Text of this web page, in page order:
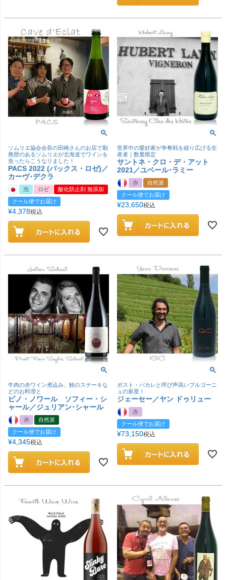
ソムリエ協会会長の田崎さんのお店で勤
務歴のあるソムリエが北海道でワインを
造ったらこうなりました！
PACS 2022 (パックス・ロゼ)／
カーヴ･デクラ
泡 ロゼ
酸化防止剤 無添加
クール便でお届け
¥4,378税込
世界中の愛好家が争奪戦を繰り広げる生
産者｜数量限定
サントネ・クロ・デ・アット
2021／ユベール･ラミー
赤
自然派
クール便でお届け
¥23,650税込
牛肉の赤ワイン煮込み、鮪のステーキな
どのお料理と
ピノ・ノワール ソフィー・シ
ャール／ジュリアン･シャール
赤
自然派
クール便でお届け
¥4,345税込
ポスト・パカレと呼び声高いブルゴーニ
ュの新星！
ジェーセー／ヤン ドゥリュー
赤
クール便でお届け
¥73,150税込